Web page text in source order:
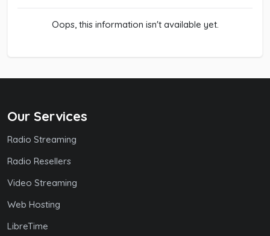
Oops, this information isn't available yet.
Our Services
Radio Streaming
Radio Resellers
Video Streaming
Web Hosting
LibreTime